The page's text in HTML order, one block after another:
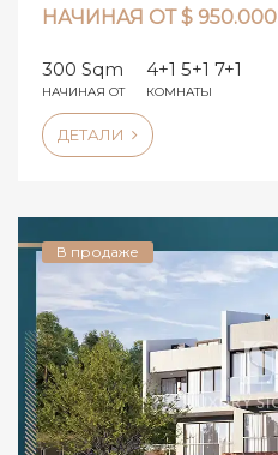
НАЧИНАЯ ОТ $ 950.000
300 Sqm
НАЧИНАЯ ОТ
4+1 5+1 7+1
КОМНАТЫ
ДЕТАЛИ
В продаже